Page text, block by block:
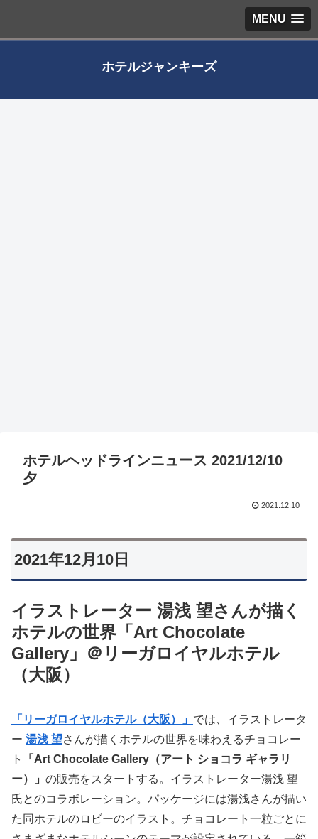
MENU
ホテルジャンキーズ
ホテルヘッドラインニュース 2021/12/10
夕
2021.12.10
2021年12月10日
イラストレーター 湯浅 望さんが描く
ホテルの世界「Art Chocolate
Gallery」＠リーガロイヤルホテル
（大阪）
「リーガロイヤルホテル（大阪）」 では、イラストレータ
ー 湯浅 望さんが描くホテルの世界を味わえるチョコレー
ト
「Art Chocolate Gallery（アート ショコラ ギャラリ
ー）」 の販売をスタートする。イラストレーター湯浅 望
氏とのコラボレーション。パッケージには湯浅さんが描い
た同ホテルのロビーのイラスト。チョコレート一粒ごとに